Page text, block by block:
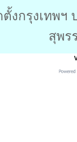
งกรุงเทพฯ
สุพร